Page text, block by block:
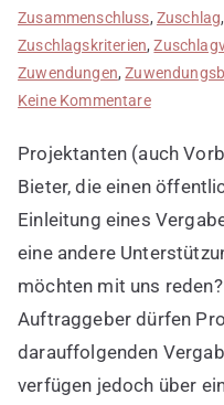
Zusammenschluss, Zuschlag,
Zuschlagskriterien,
Zuwendungen,
Keine Kommentarezu
in
Projektanten (auch
Bieter, die einen
Einleitung eines
eine andere
möchten mit uns
Auftraggeber dürfen
darauffolgenden
verfügen jedoch über